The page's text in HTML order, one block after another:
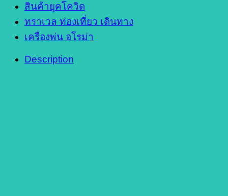
สินค้ายุคโควิด
ทราเวล ท่องเที่ยว เดินทาง
เครื่องพ่น อโรม่า
Description